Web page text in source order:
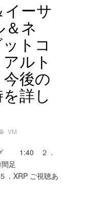
イーサ
＆ネ
トコ
ルト
後の
詳し
VM
グ 1:40 ２．
時間足
ご視聴あ